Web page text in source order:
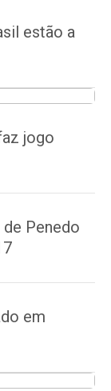
estão a
jogo
Penedo
em